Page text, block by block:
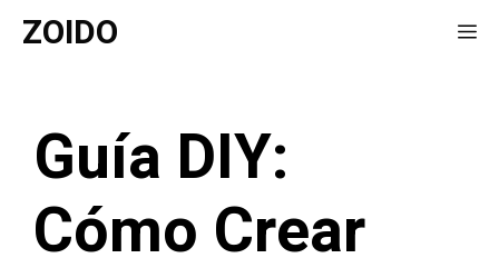
Saltar
ZOIDO
Guía DIY:
Cómo Crear